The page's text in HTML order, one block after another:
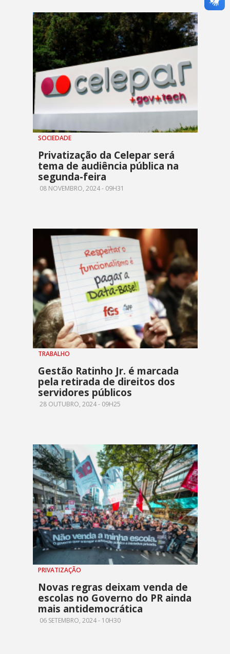
SOCIEDADE
Privatização da Celepar será
tema de audiência pública na
segunda-feira
08 NOVEMBRO, 2024 - 09H31
TRABALHO
Gestão Ratinho Jr. é marcada
pela retirada de direitos dos
servidores públicos
28 OUTUBRO, 2024 - 09H25
PRIVATIZAÇÃO
Novas regras deixam venda de
escolas no Governo do PR ainda
mais antidemocrática
06 SETEMBRO, 2024 - 10H30